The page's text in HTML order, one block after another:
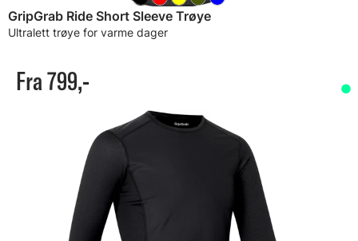
GripGrab Ride Short Sleeve Trøye
Ultralett trøye for varme dager
Fra 799,-